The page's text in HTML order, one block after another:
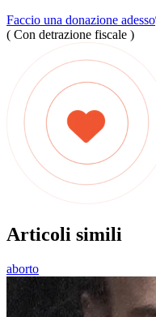
Faccio una donazione adesso
( Con detrazione fiscale )
Articoli simili
aborto